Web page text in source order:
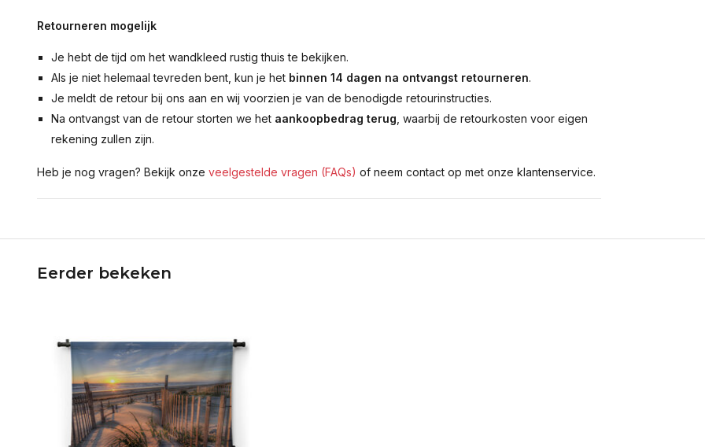
Retourneren mogelijk
Je hebt de tijd om het wandkleed rustig thuis te bekijken.
Als je niet helemaal tevreden bent, kun je het binnen 14 dagen na ontvangst retourneren.
Je meldt de retour bij ons aan en wij voorzien je van de benodigde retourinstructies.
Na ontvangst van de retour storten we het aankoopbedrag terug , waarbij de retourkosten voor eigen
rekening zullen zijn.
Heb je nog vragen? Bekijk onze veelgestelde vragen (FAQs) of neem contact op met onze klantenservice.
Eerder bekeken